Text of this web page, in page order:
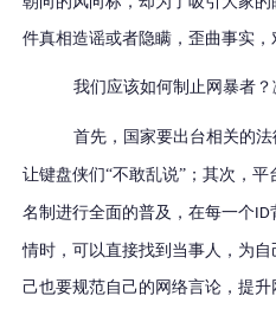
件真相造谣或者隐瞒，歪曲事实，
我们应该如何制止 网暴者
首先，国家要出台相关的
让键盘侠们“不敢乱说”；其次，
名制进行全面的普及，在每一个ID
情时，可以直接找到当事人，为
己也要规范自己的网络言论，提升